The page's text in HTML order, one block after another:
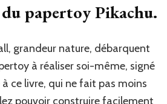
papertoy Pikachu.
grandeur nature, débarquent
à réaliser soi-même, signé
ce livre, qui ne fait pas moins
pouvoir construire facilement